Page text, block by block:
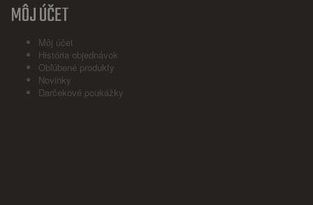
MÔJ ÚČET
Môj účet
História objednávok
Obľúbené produkty
Novinky
Darčekové poukážky